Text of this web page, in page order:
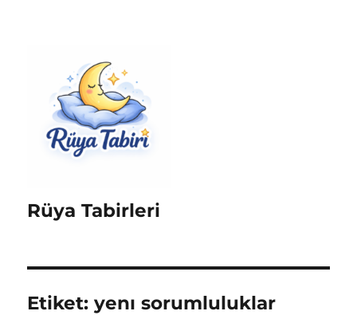
Rüya Tabirleri
Etiket:yenı sorumluluklar